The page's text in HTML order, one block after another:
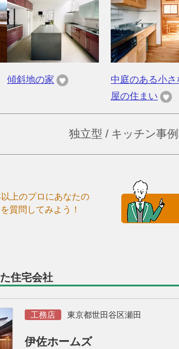
傾斜地の家
中庭のある小さ
屋の住まい
独立型 / キッチン事
上のプロにあなたの
質問してみよう！
住宅会社
工務店 東京都世田谷区瀬田
伊佐ホームズ